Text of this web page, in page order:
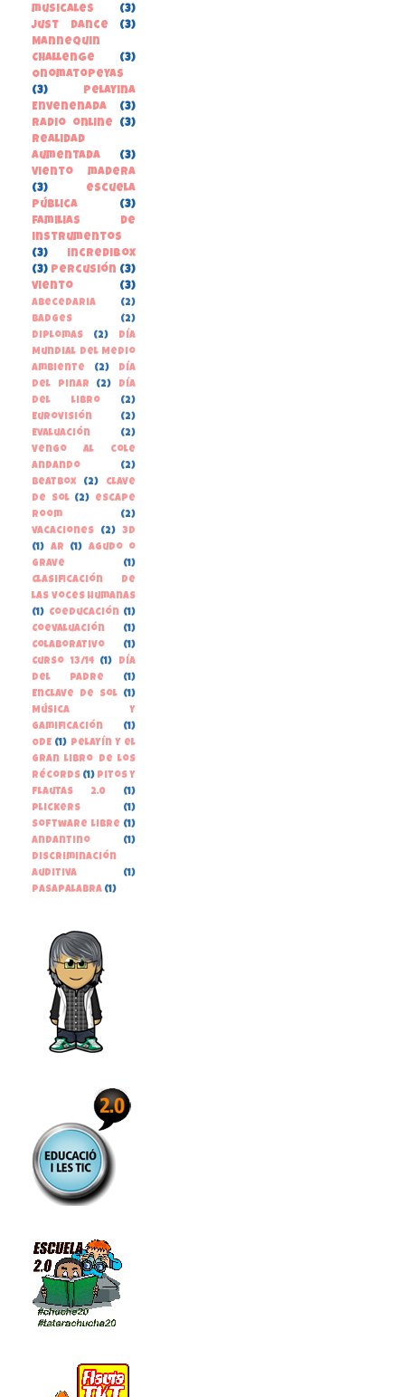
musicales
(3)
Just Dance
(3)
Mannequin
Challenge
(3)
Onomatopeyas
(3)
Pelayina
Envenenada
(3)
Radio online
(3)
Realidad
Aumentada
(3)
Viento madera
(3)
escuela
pública
(3)
familias de
instrumentos
(3)
incredibox
(3) percusión (3)
viento
(3)
Abecedaria
(2)
Badges
(2)
Diplomas
(2)
Día
Mundial del Medio
Ambiente
(2)
Día
del Pinar
(2)
Día
del libro
(2)
Eurovisión
(2)
Evaluación
(2)
Vengo al cole
andando
(2)
beatbox
(2)
clave
de sol (2)
escape
room
(2)
vacaciones
(2)
3D
(1)
AR (1)
Agudo o
grave
(1)
Clasificación de
las voces humanas
(1) Coeducación (1)
Coevaluación
(1)
Colaborativo
(1)
Curso 13/14
(1)
Día
del Padre
(1)
Enclave de Sol
(1)
Música y
gamificación
(1)
ODE (1)
Pelayín y el
gran libro de los
récords (1) Pitos y
Flautas 2.0
(1)
Plickers
(1)
Software libre (1)
andantino
(1)
discriminación
auditiva
(1)
pasapalabra (1)